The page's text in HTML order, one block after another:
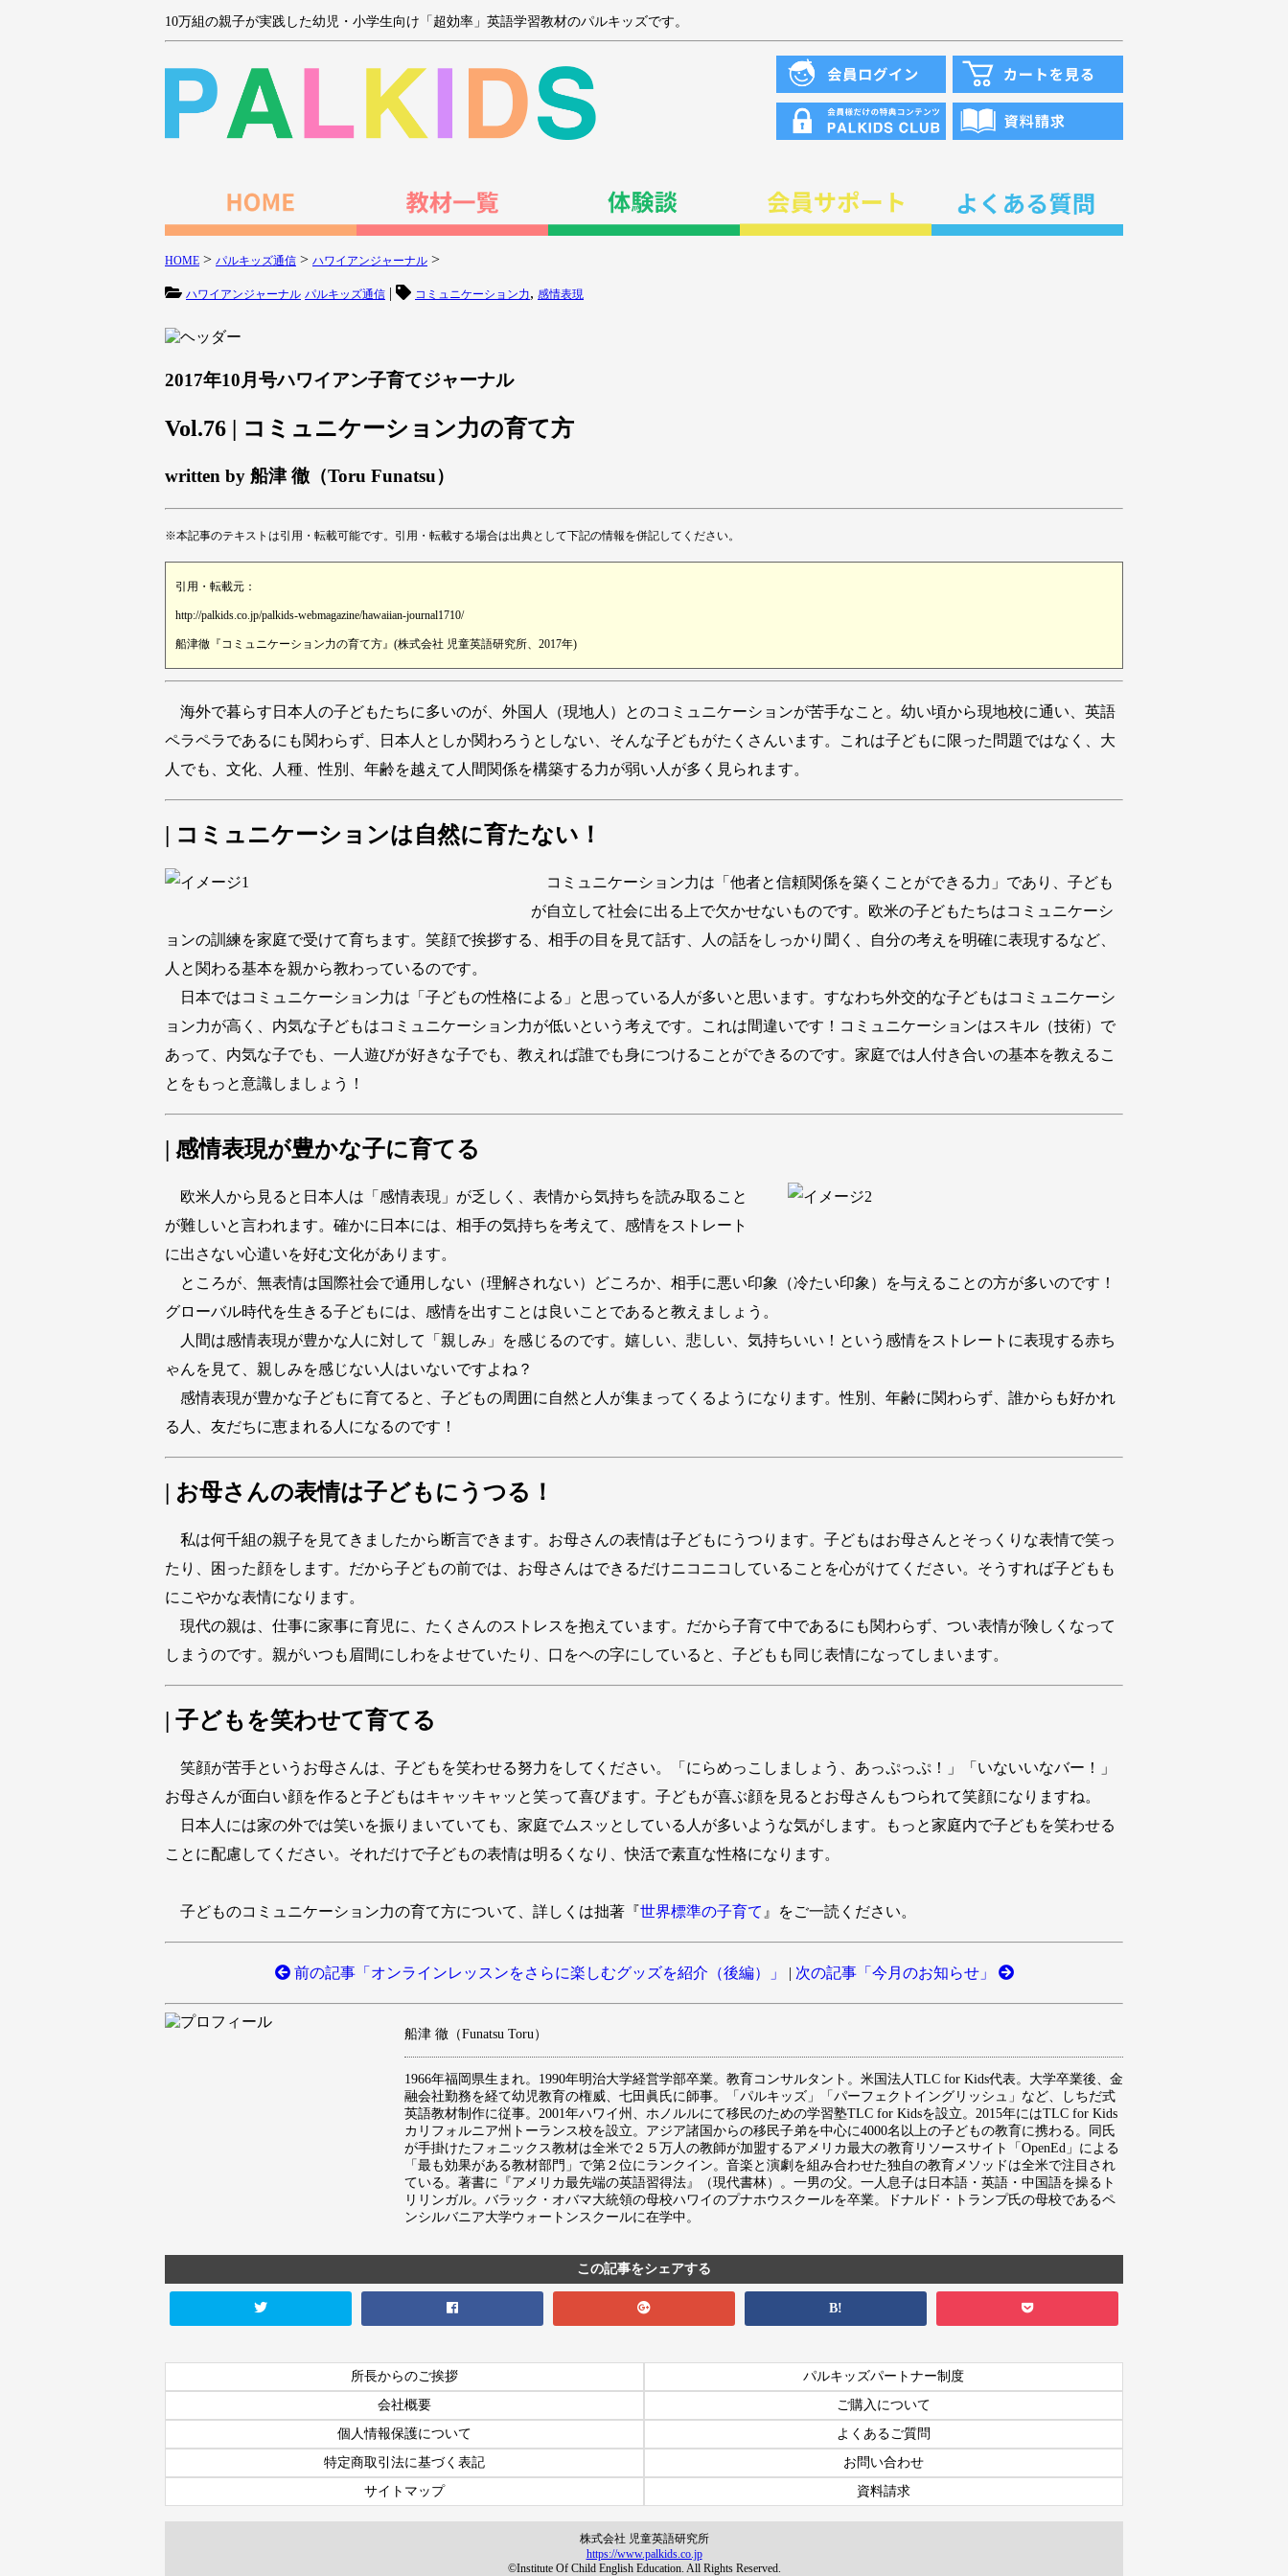
10万組の親子が実践した幼児・小学生向け「超効率」英語学習教材のパルキッズです。
HOME > パルキッズ通信 > ハワイアンジャーナル >
ハワイアンジャーナル パルキッズ通信 | コミュニケーション力, 感情表現
2017年10月号ハワイアン子育てジャーナル
Vol.76 | コミュニケーション力の育て方
written by 船津 徹（Toru Funatsu）
※本記事のテキストは引用・転載可能です。引用・転載する場合は出典として下記の情報を併記してください。
引用・転載元：
http://palkids.co.jp/palkids-webmagazine/hawaiian-journal1710/
船津徹『コミュニケーション力の育て方』(株式会社 児童英語研究所、2017年)
海外で暮らす日本人の子どもたちに多いのが、外国人（現地人）とのコミュニケーションが苦手なこと。幼い頃から現地校に通い、英語
ペラペラであるにも関わらず、日本人としか関わろうとしない、そんな子どもがたくさんいます。これは子どもに限った問題ではなく、大
人でも、文化、人種、性別、年齢を越えて人間関係を構築する力が弱い人が多く見られます。
| コミュニケーションは自然に育たない！
コミュニケーション力は「他者と信頼関係を築くことができる力」であり、子ども
が自立して社会に出る上で欠かせないものです。欧米の子どもたちはコミュニケーシ
ョンの訓練を家庭で受けて育ちます。笑顔で挨拶する、相手の目を見て話す、人の話をしっかり聞く、自分の考えを明確に表現するなど、
人と関わる基本を親から教わっているのです。
日本ではコミュニケーション力は「子どもの性格による」と思っている人が多いと思います。すなわち外交的な子どもはコミュニケーシ
ョン力が高く、内気な子どもはコミュニケーション力が低いという考えです。これは間違いです！コミュニケーションはスキル（技術）で
あって、内気な子でも、一人遊びが好きな子でも、教えれば誰でも身につけることができるのです。家庭では人付き合いの基本を教えるこ
とをもっと意識しましょう！
| 感情表現が豊かな子に育てる
欧米人から見ると日本人は「感情表現」が乏しく、表情から気持ちを読み取ること
が難しいと言われます。確かに日本には、相手の気持ちを考えて、感情をストレート
に出さない心遣いを好む文化があります。
ところが、無表情は国際社会で通用しない（理解されない）どころか、相手に悪い印象（冷たい印象）を与えることの方が多いのです！
グローバル時代を生きる子どもには、感情を出すことは良いことであると教えましょう。
人間は感情表現が豊かな人に対して「親しみ」を感じるのです。嬉しい、悲しい、気持ちいい！という感情をストレートに表現する赤ち
ゃんを見て、親しみを感じない人はいないですよね？
感情表現が豊かな子どもに育てると、子どもの周囲に自然と人が集まってくるようになります。性別、年齢に関わらず、誰からも好かれ
る人、友だちに恵まれる人になるのです！
| お母さんの表情は子どもにうつる！
私は何千組の親子を見てきましたから断言できます。お母さんの表情は子どもにうつります。子どもはお母さんとそっくりな表情で笑っ
たり、困った顔をします。だから子どもの前では、お母さんはできるだけニコニコしていることを心がけてください。そうすれば子どもも
にこやかな表情になります。
現代の親は、仕事に家事に育児に、たくさんのストレスを抱えています。だから子育て中であるにも関わらず、つい表情が険しくなって
しまうのです。親がいつも眉間にしわをよせていたり、口をヘの字にしていると、子どもも同じ表情になってしまいます。
| 子どもを笑わせて育てる
笑顔が苦手というお母さんは、子どもを笑わせる努力をしてください。「にらめっこしましょう、あっぷっぷ！」「いないいなバー！」
お母さんが面白い顔を作ると子どもはキャッキャッと笑って喜びます。子どもが喜ぶ顔を見るとお母さんもつられて笑顔になりますね。
日本人には家の外では笑いを振りまいていても、家庭でムスッとしている人が多いような気がします。もっと家庭内で子どもを笑わせる
ことに配慮してください。それだけで子どもの表情は明るくなり、快活で素直な性格になります。
子どものコミュニケーション力の育て方について、詳しくは拙著『世界標準の子育て 』をご一読ください。
前の記事「オンラインレッスンをさらに楽しむグッズを紹介（後編）」 | 次の記事「今月のお知らせ」
船津 徹（Funatsu Toru）
1966年福岡県生まれ。1990年明治大学経営学部卒業。教育コンサルタント。米国法人TLC for Kids代表。大学卒業後、金
融会社勤務を経て幼児教育の権威、七田眞氏に師事。「パルキッズ」「パーフェクトイングリッシュ」など、しちだ式
英語教材制作に従事。2001年ハワイ州、ホノルルにて移民のための学習塾TLC for Kidsを設立。2015年にはTLC for Kids
カリフォルニア州トーランス校を設立。アジア諸国からの移民子弟を中心に4000名以上の子どもの教育に携わる。同氏
が手掛けたフォニックス教材は全米で２５万人の教師が加盟するアメリカ最大の教育リソースサイト「OpenEd」による
「最も効果がある教材部門」で第２位にランクイン。音楽と演劇を組み合わせた独自の教育メソッドは全米で注目され
ている。著書に『アメリカ最先端の英語習得法』（現代書林）。一男の父。一人息子は日本語・英語・中国語を操るト
リリンガル。バラック・オバマ大統領の母校ハワイのプナホウスクールを卒業。ドナルド・トランプ氏の母校であるペ
ンシルバニア大学ウォートンスクールに在学中。
この記事をシェアする
B!
所長からのご挨拶
パルキッズパートナー制度
会社概要
ご購入について
個人情報保護について
よくあるご質問
特定商取引法に基づく表記
お問い合わせ
サイトマップ
資料請求
株式会社 児童英語研究所
https://www.palkids.co.jp
©Institute Of Child English Education. All Rights Reserved.